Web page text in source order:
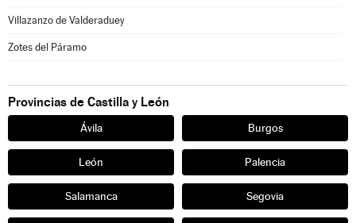
Villazanzo de Valderaduey
Zotes del Páramo
Provincias de Castilla y León
Ávila Burgos
León Palencia
Salamanca Segovia